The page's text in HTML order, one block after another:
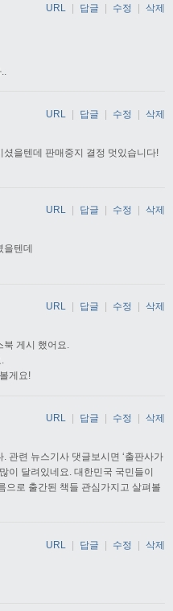
URL 답글 수정 삭제
을텐데 판매중지 결정 멋있습니다!
URL | 답글 | 수정 | 삭제
텐데
URL 답글 수정 삭제
북 게시 했어요.
게요!
URL 답글 수정 삭제
관련 뉴스기사 댓글보시면 ‘출판사가
이 달려있네요. 대한민국 국민들이
으로 출간된 책들 관심가지고 살펴볼
URL 답글 수정 삭제
URL | 답글 | 수정 | 삭제